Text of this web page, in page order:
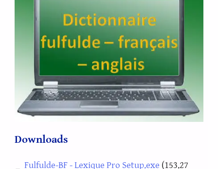
Downloads
Document
Fulfulde-BF - Lexique Pro Setup.exe (153.27